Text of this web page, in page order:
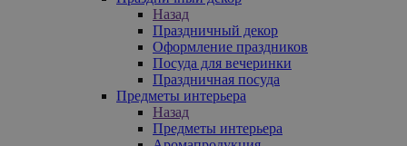
Назад
Праздничный декор
Оформление праздников
Посуда для вечеринки
Праздничная посуда
Предметы интерьера
Назад
Предметы интерьера